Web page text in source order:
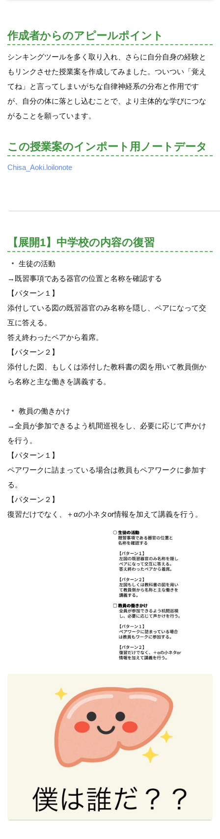
作成者からのアピールポイント
シンキングツールを多く取り入れ、さらに自分自身の経験と
もリンクさせた授業案を作成してみました。ついつい「覚え
てね」と言ってしまいがちな自律神経系の分布と作用です
が、自分の体に落とし込むことで、より主体的な学びにつな
がることを願っています。
この授業案のインポート用ノートデータ
Chisa_Aoki.loilonote
【展開1】中学校の内容の復習
生徒の活動
→既習事項である器官の位置と名称を確認する
【パターン１】
添付している図の既習器官のみ名称を隠し、ペアになって交
互に答える。
答え終わったペアから着席。
【パターン２】
添付した図、もしくは添付した教科書の図を用いて教員側か
ら名称と主な働きを講義する。
教員の働きかけ
→全員が参加できるよう机間巡視をし、必要に応じて声かけ
を行う。
【パターン１】
ペアワークに詰まっている場合は教員もペアワークに参加す
る。
【パターン２】
復習だけでなく、＋αの小ネタor情報を加えて講義を行う。